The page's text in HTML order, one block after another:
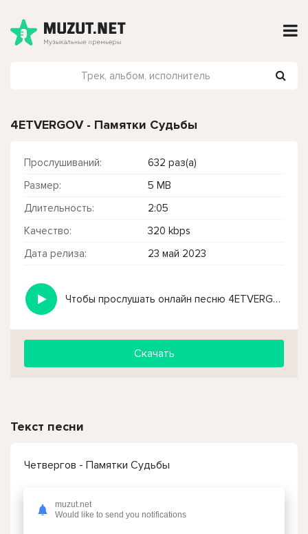
4ETVERGOV - Памятки Судьбы
Прослушиваний:
632 раз(а)
Размер:
5 MB
Длительность:
2:05
Качество:
320 kbps
Дата релиза:
23 май 2023
Чтобы прослушать онлайн песню 4ETVERGOV - Памятки Судьбы нажмите на кнопку плей с светом зелений
Скачать
Текст песни
Четвергов - Памятки Судьбы
Да, твои глаза да цвета океана
Я так люблю когда мы вместе тут под одеялом
muzut.net
Would like to send you notifications